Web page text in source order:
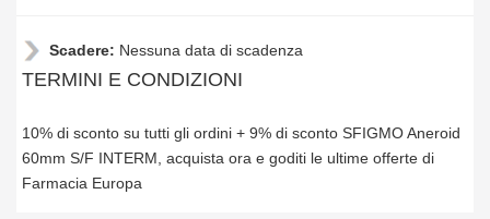
Scadere: Nessuna data di scadenza
TERMINI E CONDIZIONI
10% di sconto su tutti gli ordini + 9% di sconto SFIGMO Aneroid
60mm S/F INTERM, acquista ora e goditi le ultime offerte di
Farmacia Europa